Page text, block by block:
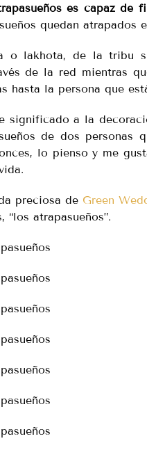
es capaz de
quedan
o lakhota, de la tribu
de la red mientras
hasta la persona que
significado a la
de dos personas
lo pienso y me
preciosa de Green
atrapasueños”.